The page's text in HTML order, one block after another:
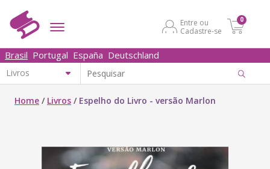
Entre ou
Cadastre-se
0
Brasil Portugal España Deutschland
Home / Livros / Espelho do Livro - versão Marlon